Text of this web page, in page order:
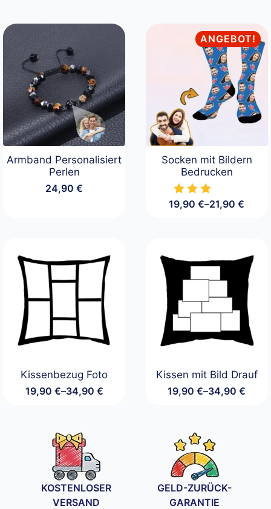
Armband Personalisiert
Perlen
24,90€
ANGEBOT!
Socken mit Bildern
Bedrucken
19,90€–21,90€
Preisspanne:
Kissenbezug Foto
19,90 €–34,90 €
Preisspanne:
34,90 €
Kissen mit Bild Drauf
19,90€–34,90€
Preisspanne:
KOSTENLOSER
VERSAND
GELD-ZURÜCK-
GARANTIE